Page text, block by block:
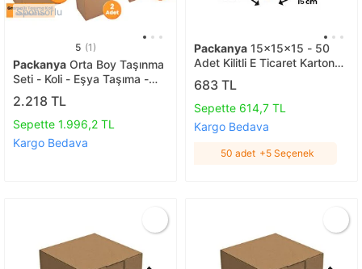
Sponsorlu
5 (1)
Packanya Orta Boy Taşınma
Seti - Koli - Eşya Taşıma -
Taşıma Kolisi
2.218 TL
Sepette 1.996,2 TL
Kargo Bedava
Packanya 15x15x15 - 50
Adet Kilitli E Ticaret Karton
Kargo Kutusu 50 adet
683 TL
Sepette 614,7 TL
Kargo Bedava
50 adet +5 Seçenek